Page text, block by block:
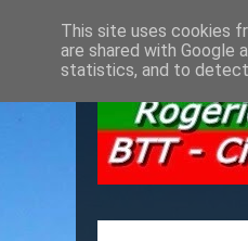
This site uses cookies
are shared with Google
statistics, and to detect